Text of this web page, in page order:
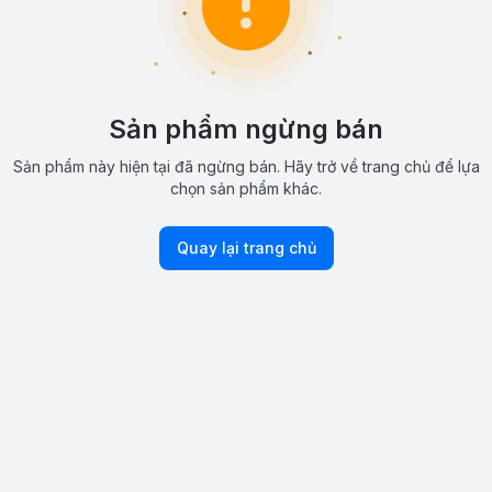
Sản phẩm ngừng bán
Sản phẩm này hiện tại đã ngừng bán. Hãy trở về trang chủ để lựa
chọn sản phẩm khác.
Quay lại trang chủ